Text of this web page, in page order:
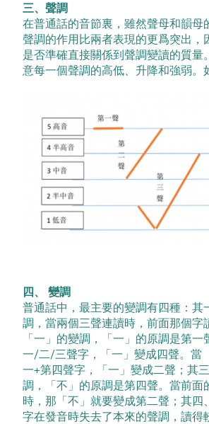
三、聲調
在普通話的音節裏，雖然聲母和韻母
聲調的作用比兩者表現的更爲突出，
是否準確直接關係到聲調變讀的質量
意每一個聲調的高低、升降和強弱。
四、 變調
普通話中，最主要的變調有四種：其
調，當兩個三聲連讀時，前面那個字
「一」的變調，「一」的原調是第
一/二/三聲字，「一」變成四聲。當
一+第四聲字，「一」變成二聲；其
調，「不」的原調是第四聲。當前面
時，那「不」就要變成第二聲；其四
字在發音時失去了本來的聲調，讀得